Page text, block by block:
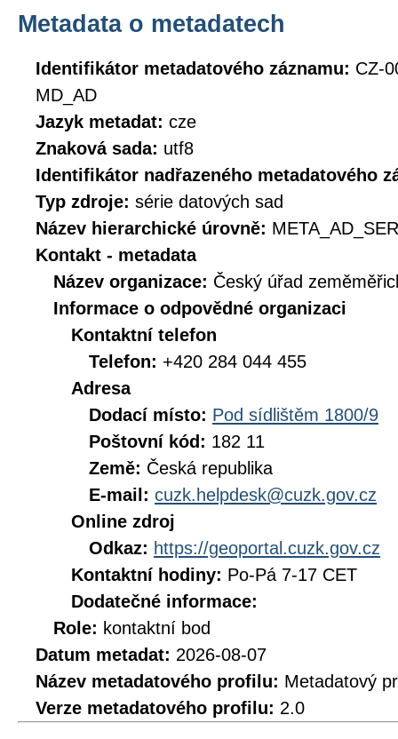
Metadata o metadatech
Identifikátor metadatového záznamu: CZ-
MD_AD
Jazyk metadat: cze
Znaková sada: utf8
Identifikátor nadřazeného metadatového
Typ zdroje: série datových sad
Název hierarchické úrovně:
Kontakt - metadata
Název organizace: Český úřad
Informace o odpovědné organizaci
Kontaktní telefon
Telefon: +420 284 044 455
Adresa
Dodací místo: Pod sídlištěm 1800/9
Poštovní kód: 182 11
Země: Česká republika
E-mail: cuzk.helpdesk@cuzk.gov.cz
Online zdroj
Odkaz: https://geoportal.cuzk.gov.cz
Kontaktní hodiny: Po-Pá 7-17 CET
Dodatečné informace:
Role: kontaktní bod
Datum metadat: 2026-08-07
Název metadatového profilu: Metadatový
Verze metadatového profilu: 2.0